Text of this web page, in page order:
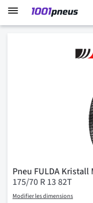
Pneu FULDA Kristall
175/70 R 13 82T
Modifier les dimensions